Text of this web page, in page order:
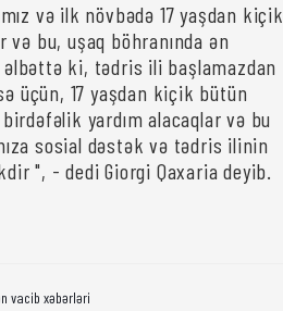
və ilk növbədə 17 yaşdan kiçik
və bu, uşaq böhranında ən
ki, tədris ili başlamazdan
üçün, 17 yaşdan kiçik bütün
yardım alacaqlar və bu
sosial dəstək və tədris ilinin
", - dedi Giorgi Qaxaria deyib.
vacib xəbərləri